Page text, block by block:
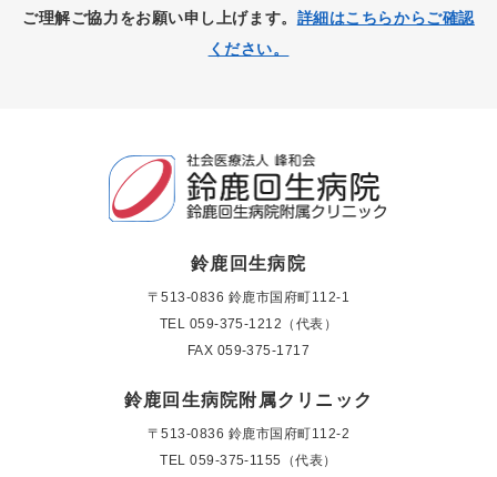
ご理解ご協力をお願い申し上げます。 詳細はこちらからご確認
ください。
鈴鹿回生病院
〒513-0836 鈴鹿市国府町112-1
TEL 059-375-1212（代表）
FAX 059-375-1717
鈴鹿回生病院附属クリニック
〒513-0836 鈴鹿市国府町112-2
TEL059-375-1155（代表）